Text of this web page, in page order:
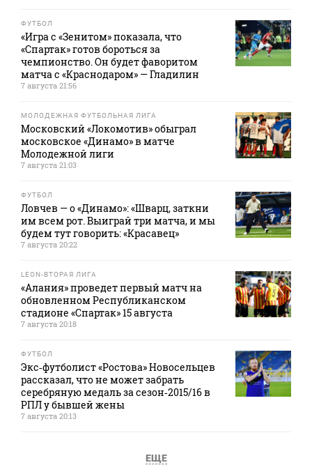
ФУТБОЛ
«Игра с «Зенитом» показала, что
«Спартак» готов бороться за
чемпионство. Он будет фаворитом
матча с «Краснодаром» — Гладилин
7 августа 21:56
МОЛОДЕЖНАЯ ФУТБОЛЬНАЯ ЛИГА
Московский «Локомотив» обыграл
московское «Динамо» в матче
Молодежной лиги
7 августа 21:03
ФУТБОЛ
Ловчев — о «Динамо»: «Шварц, заткни
им всем рот. Выиграй три матча, и мы
будем тут говорить: «Красавец»
7 августа 20:22
LEON-ВТОРАЯ ЛИГА
«Алания» проведет первый матч на
обновленном Республиканском
стадионе «Спартак» 15 августа
7 августа 20:18
ФУТБОЛ
Экс‑футболист «Ростова» Новосельцев
рассказал, что не может забрать
серебряную медаль за сезон‑2015/16 в
РПЛ у бывшей жены
7 августа 20:13
ЕЩЕ